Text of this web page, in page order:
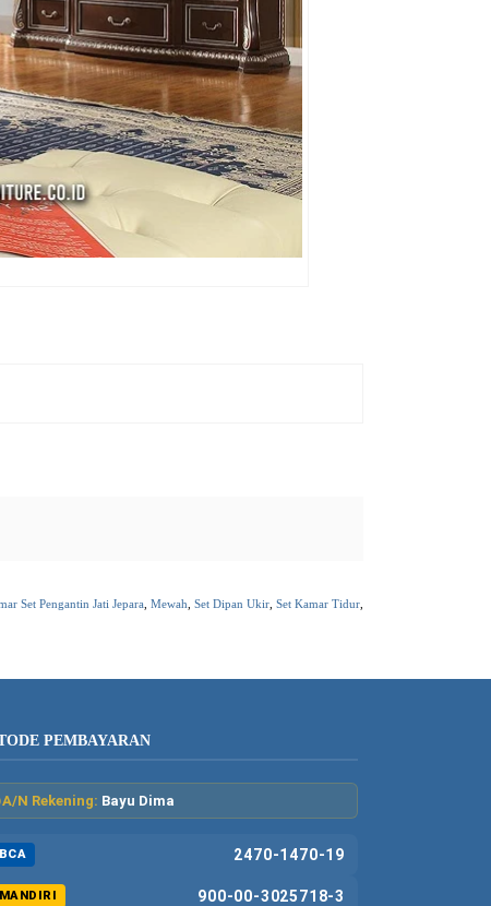
Set Pengantin Jati Jepara Mewah Set Dipan Ukir Set Kamar Tidur
PEMBAYARAN
A/N Rekening: Bayu Dima
BCA 2470-1470-19
MANDIRI 900-00-3025718-3